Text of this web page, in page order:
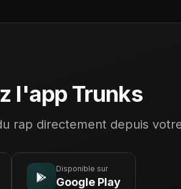
l'app Trunks
rap directement depuis
Disponible sur
Google Play